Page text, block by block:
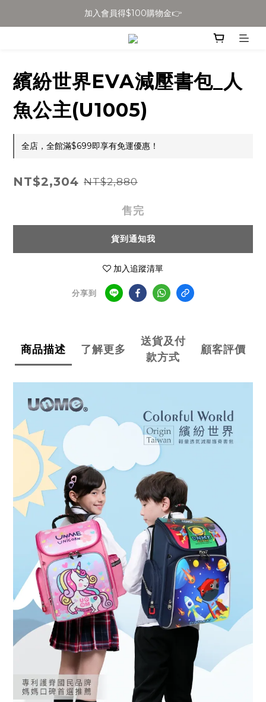
全館滿$699免運
加入會員得$100購物金👉
全館滿$699免運
繽紛世界EVA減壓書包_人
魚公主(U1005)
全店，全館滿$699即享有免運優惠！
NT$2,304 NT$2,880
售完
貨到通知我
加入追蹤清單
分享到
商品描述 了解更多
送貨及付
款方式
顧客評價